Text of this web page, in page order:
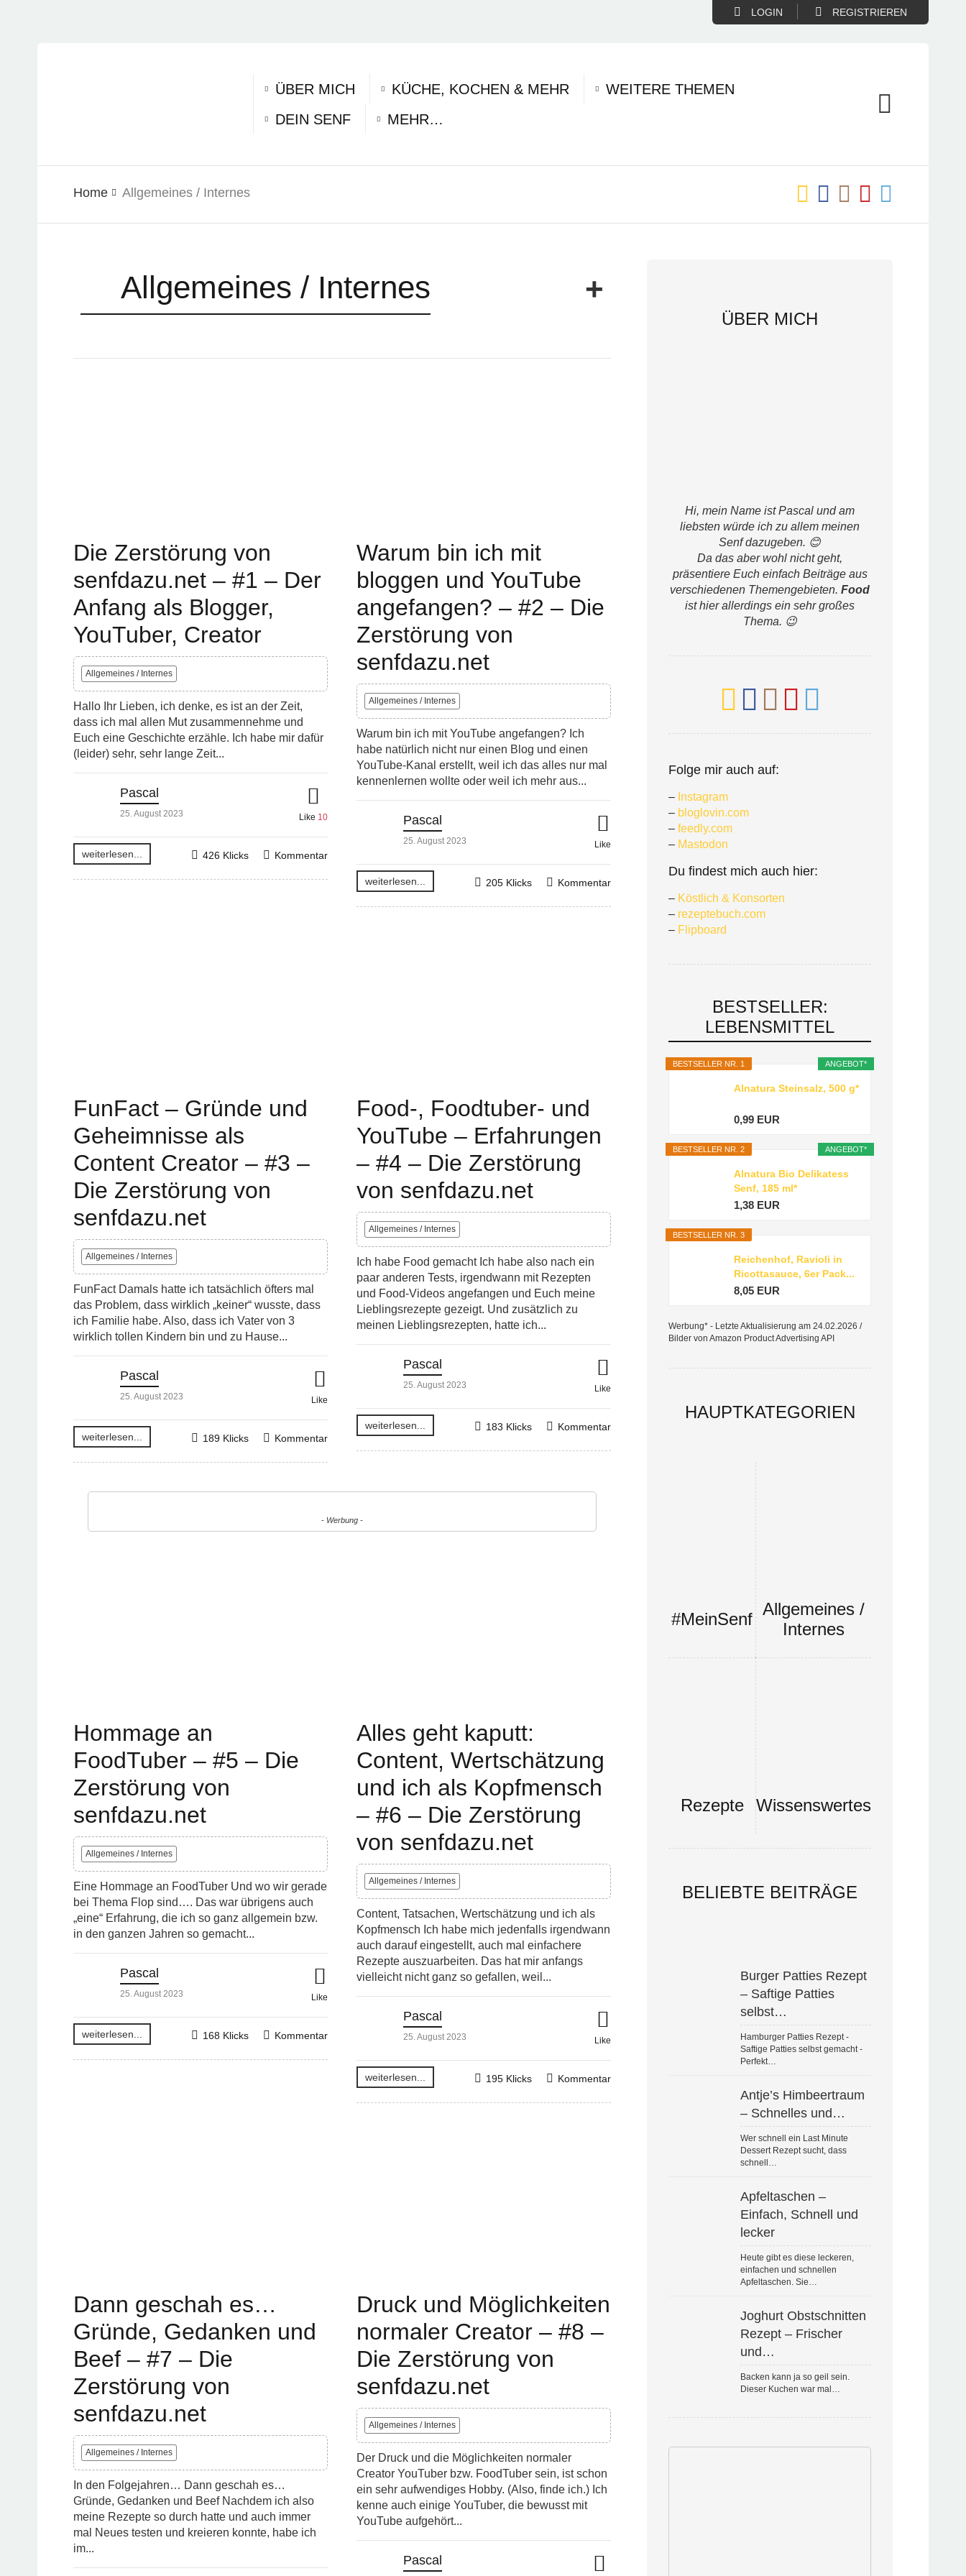
LOGIN REGISTRIEREN
ÜBER MICH KÜCHE, KOCHEN & MEHR
WEITERE THEMEN
DEIN SENF
MEHR…
Home Allgemeines / Internes
Allgemeines / Internes
Allgemeines & Internet,
Video-Format möchte ich Euch immer ein bisschen über interne Gedanken, Änderungen oder Plan-
Änderungen, über Positives oder auch über Negatives berichten. Und das biete ich meistens auch
gleich als kleinen Artikel an. Und dann könnte es auch mal sein, dass ich Euch mitnehme und Euch
mal ein Vlog zeige. Was kommt, kann also ganz unterschiedlich sein.
Die Zerstörung von
senfdazu.net – #1 – Der
Anfang als Blogger,
YouTuber, Creator
Allgemeines / Internes
Hallo Ihr Lieben, ich denke, es ist an der Zeit,
dass ich mal allen Mut zusammennehme und
Euch eine Geschichte erzähle. Ich habe mir dafür
(leider) sehr, sehr lange Zeit...
Pascal
25. August 2023 Like 10
weiterlesen... Kommentar
426 Klicks
Warum bin ich mit
bloggen und YouTube
angefangen? – #2 – Die
Zerstörung von
senfdazu.net
Allgemeines / Internes
Warum bin ich mit YouTube angefangen? Ich
habe natürlich nicht nur einen Blog und einen
YouTube-Kanal erstellt, weil ich das alles nur mal
kennenlernen wollte oder weil ich mehr aus...
Pascal
25. August 2023 Like
weiterlesen... Kommentar
205 Klicks
FunFact – Gründe und
Geheimnisse als
Content Creator – #3 –
Die Zerstörung von
senfdazu.net
Allgemeines / Internes
FunFact Damals hatte ich tatsächlich öfters mal
das Problem, dass wirklich „keiner“ wusste, dass
ich Familie habe. Also, dass ich Vater von 3
wirklich tollen Kindern bin und zu Hause...
Pascal
25. August 2023 Like
weiterlesen... Kommentar
189 Klicks
Food-, Foodtuber- und
YouTube – Erfahrungen
– #4 – Die Zerstörung
von senfdazu.net
Allgemeines / Internes
Ich habe Food gemacht Ich habe also nach ein
paar anderen Tests, irgendwann mit Rezepten
und Food-Videos angefangen und Euch meine
Lieblingsrezepte gezeigt. Und zusätzlich zu
meinen Lieblingsrezepten, hatte ich...
Pascal
25. August 2023 Like
weiterlesen... Kommentar
183 Klicks
- Werbung -
Hommage an
FoodTuber – #5 – Die
Zerstörung von
senfdazu.net
Allgemeines / Internes
Eine Hommage an FoodTuber Und wo wir gerade
bei Thema Flop sind…. Das war übrigens auch
„eine“ Erfahrung, die ich so ganz allgemein bzw.
in den ganzen Jahren so gemacht...
Pascal
25. August 2023 Like
weiterlesen... Kommentar
168 Klicks
Alles geht kaputt:
Content, Wertschätzung
und ich als Kopfmensch
– #6 – Die Zerstörung
von senfdazu.net
Allgemeines / Internes
Content, Tatsachen, Wertschätzung und ich als
Kopfmensch Ich habe mich jedenfalls irgendwann
auch darauf eingestellt, auch mal einfachere
Rezepte auszuarbeiten. Das hat mir anfangs
vielleicht nicht ganz so gefallen, weil...
Pascal
25. August 2023 Like
weiterlesen... Kommentar
195 Klicks
Dann geschah es…
Gründe, Gedanken und
Beef – #7 – Die
Zerstörung von
senfdazu.net
Allgemeines / Internes
In den Folgejahren… Dann geschah es…
Gründe, Gedanken und Beef Nachdem ich also
meine Rezepte so durch hatte und auch immer
mal Neues testen und kreieren konnte, habe ich
im...
Druck und Möglichkeiten
normaler Creator – #8 –
Die Zerstörung von
senfdazu.net
Allgemeines / Internes
Der Druck und die Möglichkeiten normaler
Creator YouTuber bzw. FoodTuber sein, ist schon
ein sehr aufwendiges Hobby. (Also, finde ich.) Ich
kenne auch einige YouTuber, die bewusst mit
YouTube aufgehört...
Pascal
ÜBER MICH
Hi, mein Name ist Pascal und am
liebsten würde ich zu allem meinen
Senf dazugeben. 😊
Da das aber wohl nicht geht,
präsentiere Euch einfach Beiträge aus
verschiedenen Themengebieten. Food
ist hier allerdings ein sehr großes
Thema. 😉
Folge mir auch auf:
– Instagram
– bloglovin.com
– feedly.com
– Mastodon
Du findest mich auch hier:
– Köstlich & Konsorten
– rezeptebuch.com
– Flipboard
BESTSELLER:
LEBENSMITTEL
ANGEBOT*
BESTSELLER NR. 1
Alnatura Steinsalz, 500 g*
0,99 EUR
ANGEBOT*
BESTSELLER NR. 2
Alnatura Bio Delikatess
Senf, 185 ml*
1,38 EUR
BESTSELLER NR. 3
Reichenhof, Ravioli in
Ricottasauce, 6er Pack...
8,05 EUR
Werbung* - Letzte Aktualisierung am 24.02.2026 /
Bilder von Amazon Product Advertising API
HAUPTKATEGORIEN
#MeinSenf
Allgemeines /
Internes
Rezepte Wissenswertes
BELIEBTE BEITRÄGE
Burger Patties Rezept
– Saftige Patties
selbst…
Hamburger Patties Rezept -
Saftige Patties selbst gemacht -
Perfekt…
Antje’s Himbeertraum
– Schnelles und…
Wer schnell ein Last Minute
Dessert Rezept sucht, dass
schnell…
Apfeltaschen –
Einfach, Schnell und
lecker
Heute gibt es diese leckeren,
einfachen und schnellen
Apfeltaschen. Sie…
Joghurt Obstschnitten
Rezept – Frischer
und…
Backen kann ja so geil sein.
Dieser Kuchen war mal…